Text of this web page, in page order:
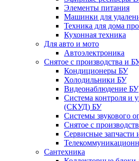
Элементы питания
Машинки для
Техника для дома
Кухонная техника
Для авто и мото
Автоэлектроника
Снятое с производства и
Кондиционеры БУ
Холодильники БУ
Видеонаблюдение БУ
Система контроля и
(СКУД) БУ
Системы звукового
Снятое с
Сервисные запчасти
Сантехника